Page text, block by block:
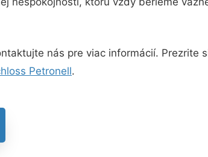
nás pre viac informácií. Prezrite
Petronell.